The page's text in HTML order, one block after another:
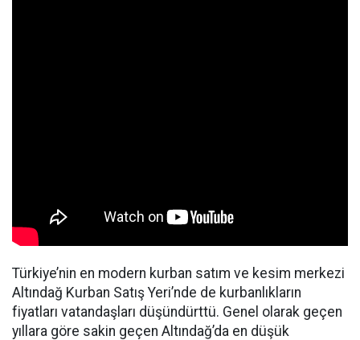
Türkiye’nin en modern kurban satım ve kesim merkezi
Altındağ Kurban Satış Yeri’nde de kurbanlıkların
fiyatları vatandaşları düşündürttü. Genel olarak geçen
yıllara göre sakin geçen Altındağ’da en düşük